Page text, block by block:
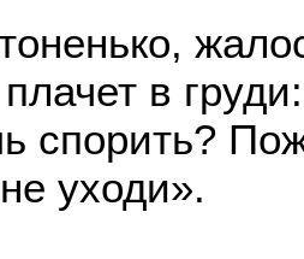
в груди:
спорить?
уходи».